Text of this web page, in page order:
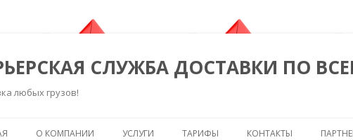
СЛУЖБА ДОСТАВКИ ПО
любых грузов!
О КОМПАНИИ УСЛУГИ ТАРИФЫ КОНТАКТЫ